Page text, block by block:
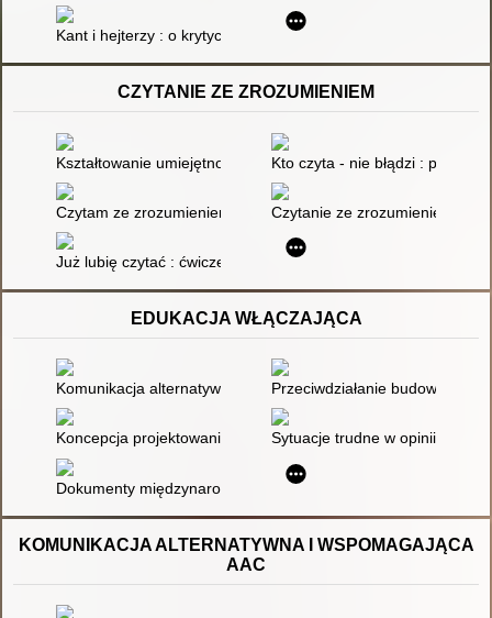
Kant i hejterzy : o krytycyzmie literackim i hejterstwie w
CZYTANIE ZE ZROZUMIENIEM
Kształtowanie umiejętności czytania ze zrozumieniem
Kto czyta - nie błądzi :
Czytam ze zrozumieniem i rozwiązuję zadania : testy dla
Czytanie ze zrozumieniem i
Już lubię czytać : ćwiczenia w czytaniu ze zrozumieniem dla
EDUKACJA WŁĄCZAJĄCA
Komunikacja alternatywna i wspomagająca w pracy z
Przeciwdziałanie budowaniu
Koncepcja projektowania uniwersalnego w edukacji
Sytuacje trudne w opinii
Dokumenty międzynarodowe i polskie akty prawne w sprawie
KOMUNIKACJA ALTERNATYWNA I WSPOMAGAJĄCA
AAC